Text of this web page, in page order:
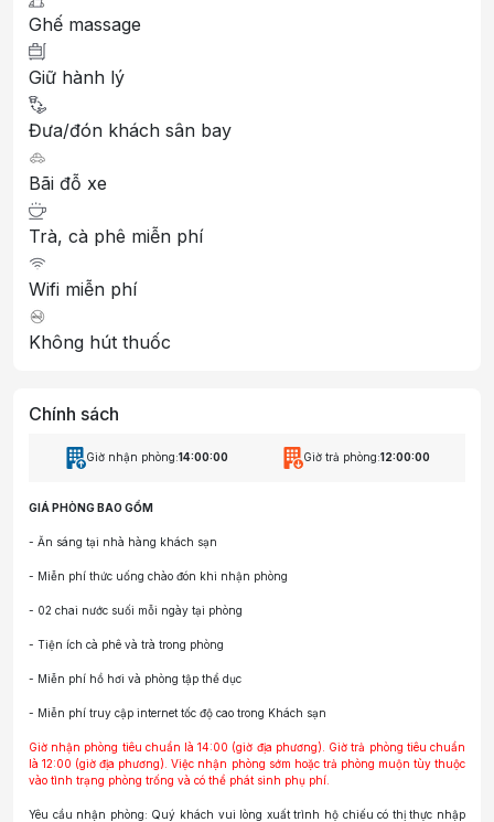
Ghế massage
Giữ hành lý
Đưa/đón khách sân bay
Bãi đỗ xe
Trà, cà phê miễn phí
Wifi miễn phí
Không hút thuốc
Chính sách
Giờ nhận phòng:14:00:00 Giờ trả phòng:12:00:00
GIÁ PHÒNG BAO GỒM
- Ăn sáng tại nhà hàng khách sạn
- Miễn phí thức uống chào đón khi nhận phòng
- 02 chai nước suối mỗi ngày tại phòng
- Tiện ích cà phê và trà trong phòng
- Miễn phí hồ hơi và phòng tập thể dục
- Miễn phí truy cập internet tốc độ cao trong Khách sạn
Giờ nhận phòng tiêu chuẩn là 14:00 (giờ địa phương). Giờ trả phòng tiêu chuẩn
là 12:00 (giờ địa phương). Việc nhận phòng sớm hoặc trả phòng muộn tùy thuộc
vào tình trạng phòng trống và có thể phát sinh phụ phí.
Yêu cầu nhận phòng: Quý khách vui lòng xuất trình hộ chiếu có thị thực nhập